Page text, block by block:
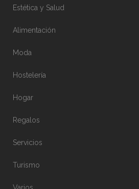
Estética y Salud
Alimentación
Moda
Hostelería
Hogar
Regalos
Servicios
Turismo